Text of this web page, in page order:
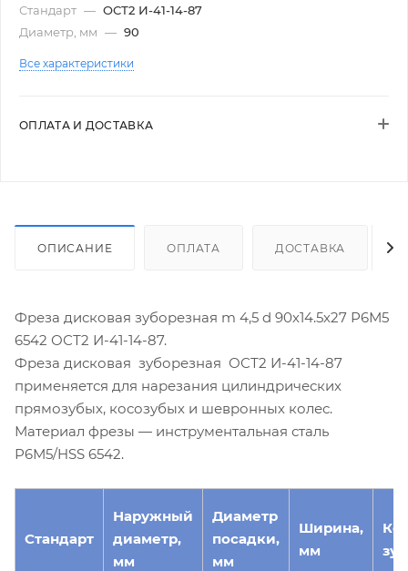
Стандарт — ОСТ2 И-41-14-87
Диаметр, мм — 90
Все характеристики
ОПЛАТА И ДОСТАВКА
ОПИСАНИЕ ОПЛАТА ДОСТАВКА
Фреза дисковая зуборезная m 4,5 d 90х14.5х27 Р6М5
6542 ОСТ2 И-41-14-87.
Фреза дисковая зуборезная ОСТ2 И-41-14-87
применяется для нарезания цилиндрических
прямозубых, косозубых и шевронных колес.
Материал фрезы — инструментальная сталь
Р6М5/HSS 6542.
Стандарт
Наружный
диаметр,
мм
Диаметр
посадки,
мм
Ширина,
мм